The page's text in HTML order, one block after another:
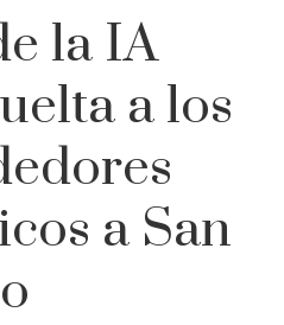
la IA
a los
a San